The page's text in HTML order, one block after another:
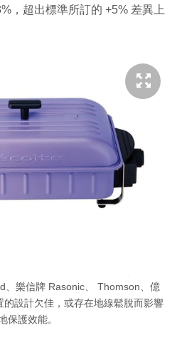
，超出標準所訂的 +5% 差異上
、樂信牌 Rasonic、 Thomson、億
設計欠佳，或存在地線鬆脫而影響
保護效能。